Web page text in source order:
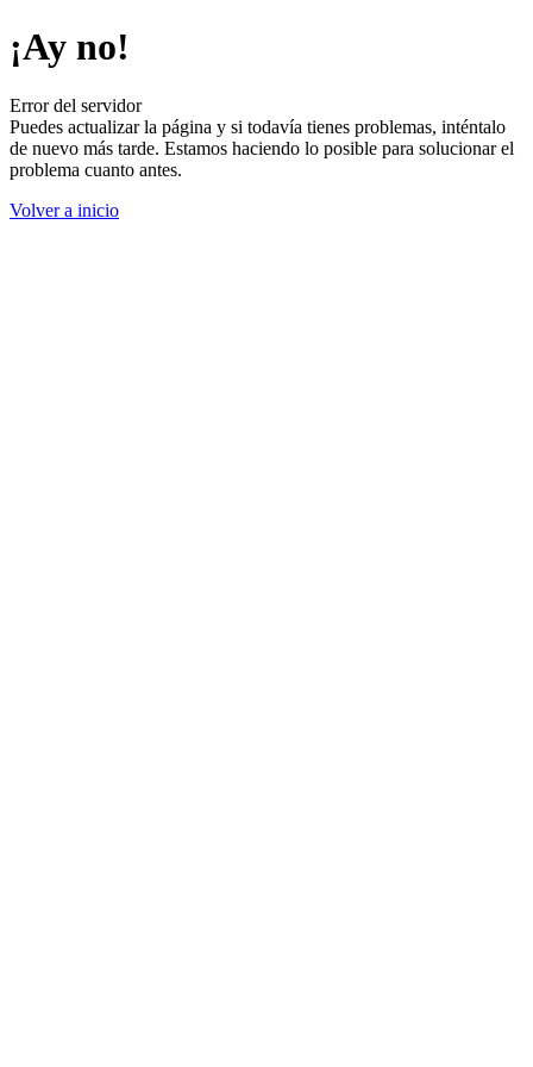
¡Ay no!
Error del servidor
Puedes actualizar la página y si todavía tienes problemas, inténtalo
de nuevo más tarde. Estamos haciendo lo posible para solucionar el
problema cuanto antes.
Volver a inicio